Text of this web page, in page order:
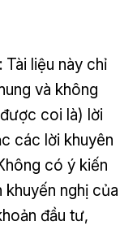
liệu này chỉ
và không
coi là) lời
các lời khuyên
có ý kiến
khuyến nghị của
đầu tư,